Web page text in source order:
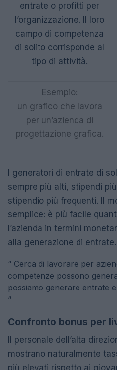
entrate o profitti per
l’organizzazione. Il loro
campo di competenza
di solito corrisponde al
tipo di attività.
Esempio:
un grafico che lavora
per un’azienda di
progettazione grafica.
I generatori di entrate di
sempre più alti, stipendi
stipendio più frequenti. Il
semplice: è più facile
l’azienda in termini
alla generazione di entrate.
“ Cerca di lavorare per
competenze possono
possiamo generare entrate
“
Confronto bonus per
Il personale dell’alta
mostrano naturalmente
più elevati rispetto ai